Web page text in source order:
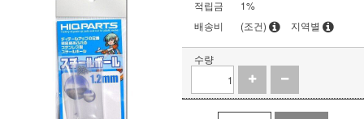
적립금
1%
배송비
(조건) 지역별
수량